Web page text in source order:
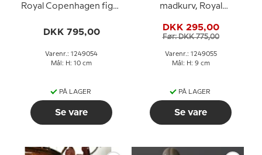
Royal Copenhagen figur
DKK 795,00
Varenr.: 1249054
Mål: H: 10 cm
PÅ LAGER
Se vare
madkurv, Royal
055
DKK 295,00
Før: DKK 775,00
Varenr.: 1249055
Mål: H: 9 cm
PÅ LAGER
Se vare